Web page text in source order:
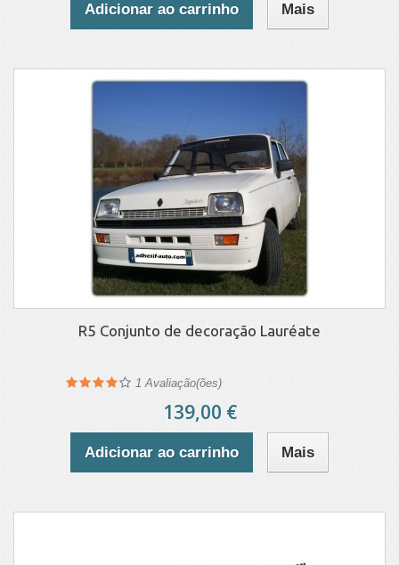
Adicionar ao carrinho Mais
R5 Conjunto de decoração Lauréate
1 Avaliação(ões)
139,00 €
Adicionar ao carrinho Mais